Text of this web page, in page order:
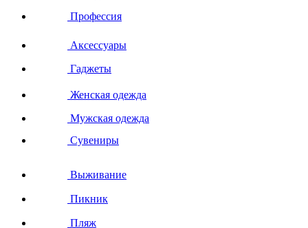
Профессия
Аксессуары
Гаджеты
Женская одежда
Мужская одежда
Сувениры
Выживание
Пикник
Пляж